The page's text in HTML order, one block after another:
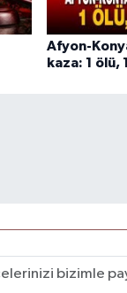
Afyon-
kaza: 1 ölü,